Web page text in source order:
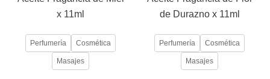
x 11ml
Perfumería Cosmética
Masajes
de Durazno x 11ml
Perfumería Cosmética
Masajes